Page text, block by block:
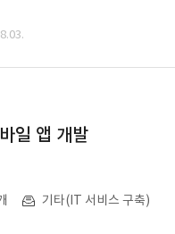
일 앱 개발
기타(IT 서비스 구축)